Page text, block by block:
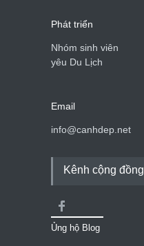
Phát triển
Nhóm sinh viên
yêu Du Lịch
Email
info@canhdep.net
Kênh cộng đồng
Ủng hộ Blog